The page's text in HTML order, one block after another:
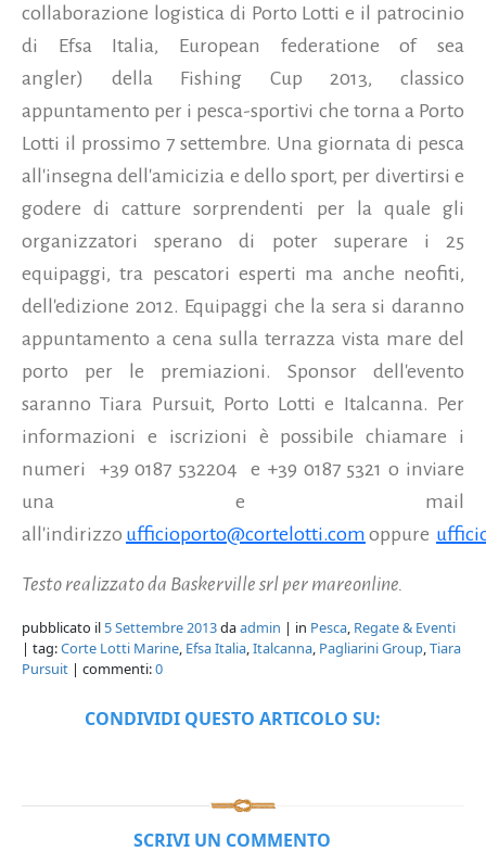
collaborazione logistica di Porto Lotti e il patrocinio
di Efsa Italia, European federatione of sea
angler) della Fishing Cup 2013, classico
appuntamento per i pesca-sportivi che torna a Porto
Lotti il prossimo 7 settembre. Una giornata di pesca
all'insegna dell'amicizia e dello sport, per divertirsi e
godere di catture sorprendenti per la quale gli
organizzatori sperano di poter superare i 25
equipaggi, tra pescatori esperti ma anche neofiti,
dell'edizione 2012. Equipaggi che la sera si daranno
appuntamento a cena sulla terrazza vista mare del
porto per le premiazioni. Sponsor dell'evento
saranno Tiara Pursuit, Porto Lotti e Italcanna. Per
informazioni e iscrizioni è possibile chiamare i
numeri +39 0187 532204 e +39 0187 5321 o inviare
una e mail
all'indirizzo ufficioporto@cortelotti.com oppure
Testo realizzato da Baskerville srl per mareonline.
pubblicato il 5 Settembre 2013daadmin | in Pesca, Regate & Eventi
| tag:Corte Lotti Marine, Efsa Italia,Italcanna, Pagliarini Group,Tiara
Pursuit | commenti:0
CONDIVIDI QUESTO ARTICOLO SU:
SCRIVI UN COMMENTO